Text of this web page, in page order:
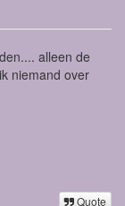
alleen de
niemand over
Quote